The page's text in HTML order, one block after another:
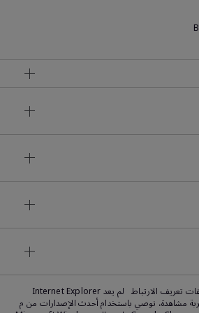
تعريف الارتباط لم يعد Internet Explorer
مشاهدة، نوصي باستخدام أحدث الإصدارات من م